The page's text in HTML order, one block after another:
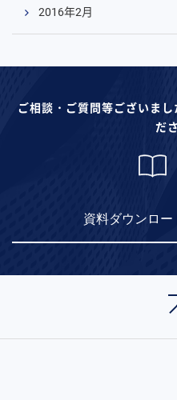
2016年2月
ご相談・ご質問等ございま
だ
資料ダウンロ